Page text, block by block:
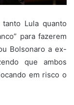
Lula quanto
para fazerem
Bolsonaro a ex-
que ambos
em risco o